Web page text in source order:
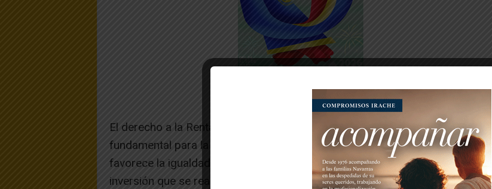
El derecho a la Renta Garantizada y el derecho a la Inclusión Social ha sido
fundamental para la lucha contra la pobreza en Navarra, de esta forma se
favorece la igualdad y la cohesión social. Además hay que recalcar que la
inversión que se realiza en Renta Garantizada revierte el 100% a la economía